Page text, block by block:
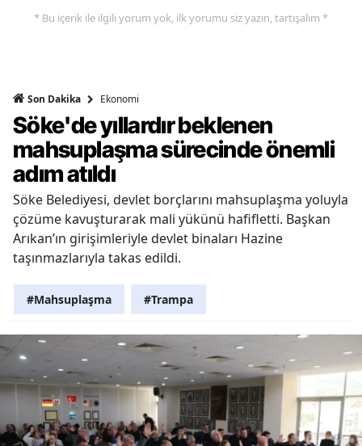
* Bu içerik ile ilgili yorum yok, ilk yorumu siz yazın, tartışalım *
Son Dakika Ekonomi
Söke'de yıllardır beklenen
mahsuplaşma sürecinde önemli
adım atıldı
Söke Belediyesi, devlet borçlarını mahsuplaşma yoluyla
çözüme kavuşturarak mali yükünü hafifletti. Başkan
Arıkan’ın girişimleriyle devlet binaları Hazine
taşınmazlarıyla takas edildi.
#Mahsuplaşma #Trampa